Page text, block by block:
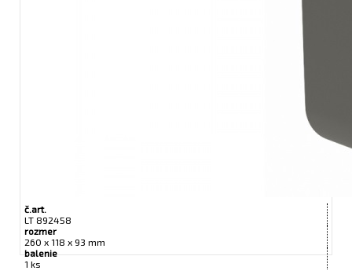
č.art.
LT 892458
rozmer
260 x 118 x 93 mm
balenie
1 ks